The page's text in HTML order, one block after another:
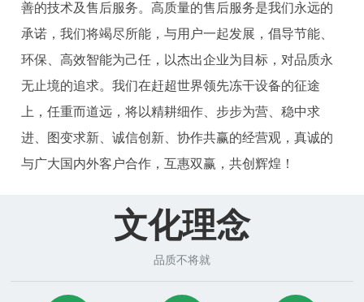
善的技术及售后服务。高质量的售后服务是我们永远的
承诺，我们将竭尽所能，与用户一起发展，倡导节能、
环保、高效智能为己任，以杰出企业为目标，对品质永
无止境的追求。我们在赶超世界领先冻干设备的征途
上，任重而道远，将以精耕细作、步步为营、稳中求
进、图变求新、诚信创新、协作共赢的经营观，真诚的
与广大国内外客户合作，互惠双赢，共创辉煌！
文化理念
品质不将就